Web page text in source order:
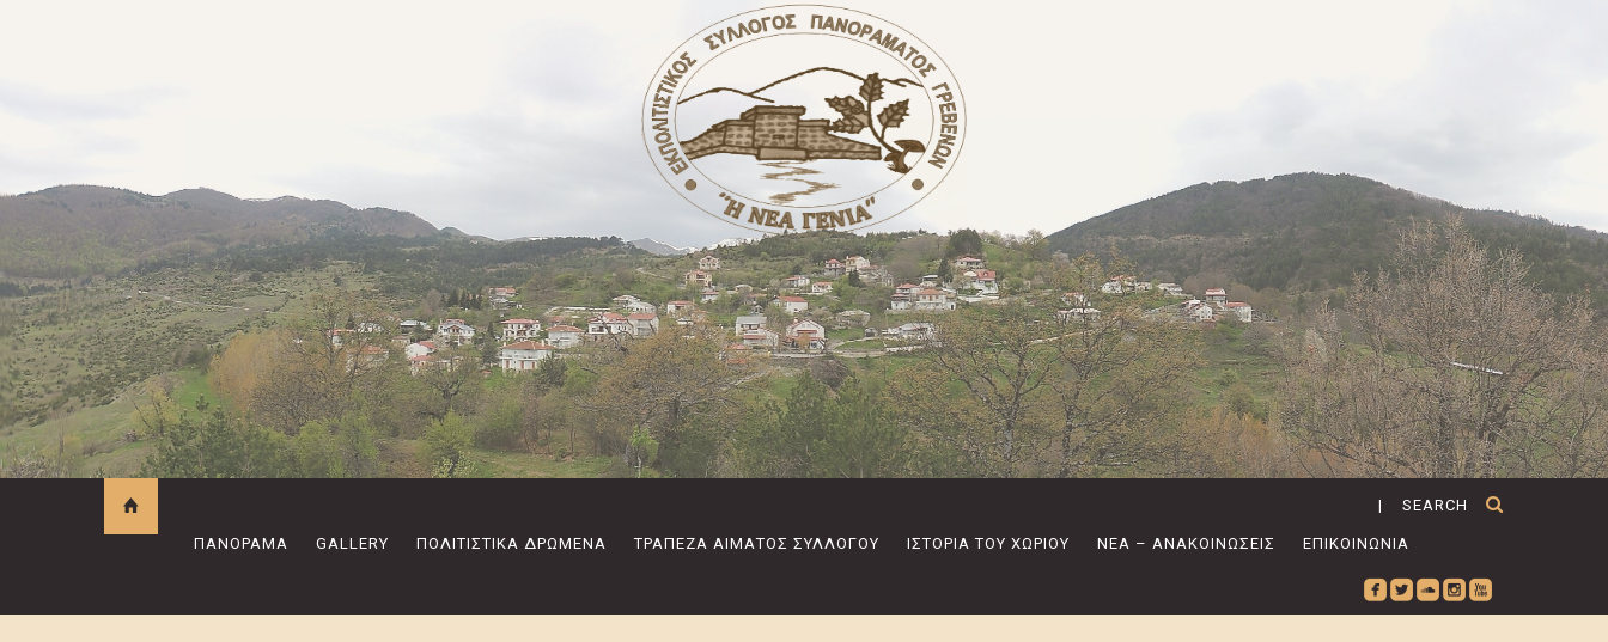
| SEARCH
ΠΑΝΌΡΑΜΑ GALLERY ΠΟΛΙΤΙΣΤΙΚΆ ΔΡΏΜΕΝΑ ΤΡΆΠΕΖΑ ΑΊΜΑΤΟΣ ΣΥΛΛΌΓΟΥ ΙΣΤΟΡΊΑ ΤΟΥ ΧΩΡΙΟΎ ΝΈΑ – ΑΝΑΚΟΙΝΏΣΕΙΣ ΕΠΙΚΟΙΝΩΝΊΑ
roundedfacebookroundedtwitterbirdroundedsoundcloudroundedinstagramroundedyoutube